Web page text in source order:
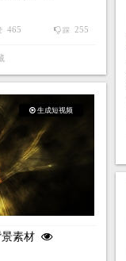
踩 255
465
生成短视频
素材